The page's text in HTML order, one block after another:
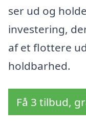
ser ud og
investering,
af et flottere
holdbarhed.
Få 3 tilbud,